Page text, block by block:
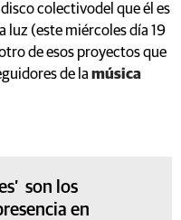
colectivodel que él es
luz (este miércoles día 19
de esos proyectos que
de la música
son los
en